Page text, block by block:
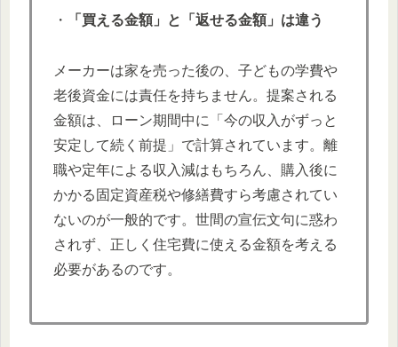
・ 「買える金額」と「返せる金額」は違う
メーカーは家を売った後の、子どもの学費や
老後資金には責任を持ちません。提案される
金額は、ローン期間中に「今の収入がずっと
安定して続く前提」で計算されています。離
職や定年による収入減はもちろん、購入後に
かかる固定資産税や修繕費すら考慮されてい
ないのが一般的です。世間の宣伝文句に惑わ
されず、正しく住宅費に使える金額を考える
必要があるのです。